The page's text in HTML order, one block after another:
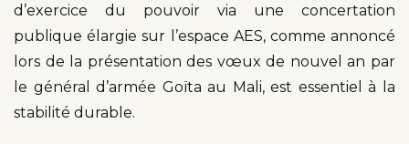
d’exercice du pouvoir via une concertation
publique élargie sur l’espace AES, comme annoncé
lors de la présentation des vœux de nouvel an par
le général d’armée Goïta au Mali, est essentiel à la
stabilité durable.